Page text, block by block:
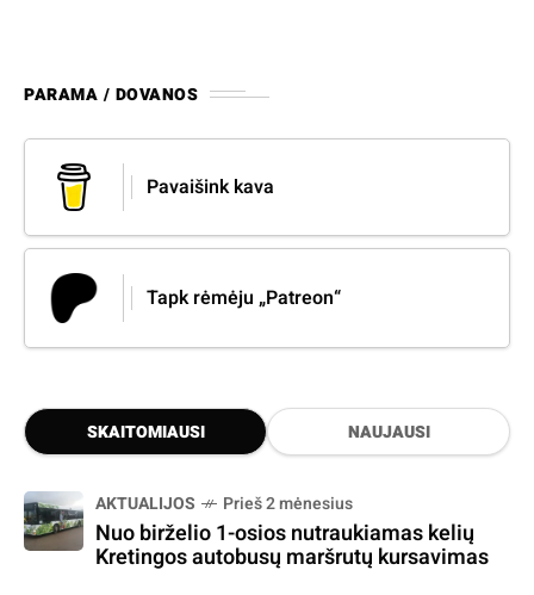
PARAMA / DOVANOS
Pavaišink kava
Tapk rėmėju „Patreon“
SKAITOMIAUSI NAUJAUSI
AKTUALIJOS Prieš 2 mėnesius
Nuo birželio 1-osios nutraukiamas kelių
Kretingos autobusų maršrutų kursavimas